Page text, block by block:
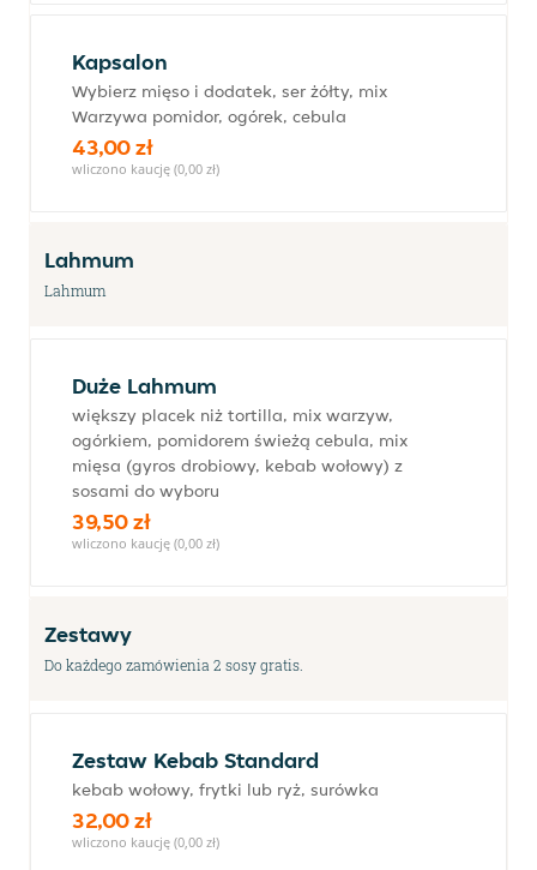
Kapsalon
Wybierz mięso i dodatek, ser żółty, mix
Warzywa pomidor, ogórek, cebula
43,00 zł
wliczono kaucję (0,00 zł)
Lahmum
Lahmum
Duże Lahmum
większy placek niż tortilla, mix warzyw,
ogórkiem, pomidorem świeżą cebula, mix
mięsa (gyros drobiowy, kebab wołowy) z
sosami do wyboru
39,50 zł
wliczono kaucję (0,00 zł)
Zestawy
Do każdego zamówienia 2 sosy gratis.
Zestaw Kebab Standard
kebab wołowy, frytki lub ryż, surówka
32,00 zł
wliczono kaucję (0,00 zł)